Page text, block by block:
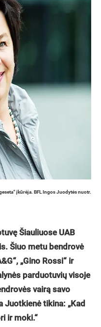
įkūrėja. BFL Ingos Juodytės nuotr.
Šiauliuose UAB
Šiuo metu bendrovė
„Gino Rossi“ ir
parduotuvių visoje
vairą savo
Juotkienė tikina: „Kad
ir moki.“